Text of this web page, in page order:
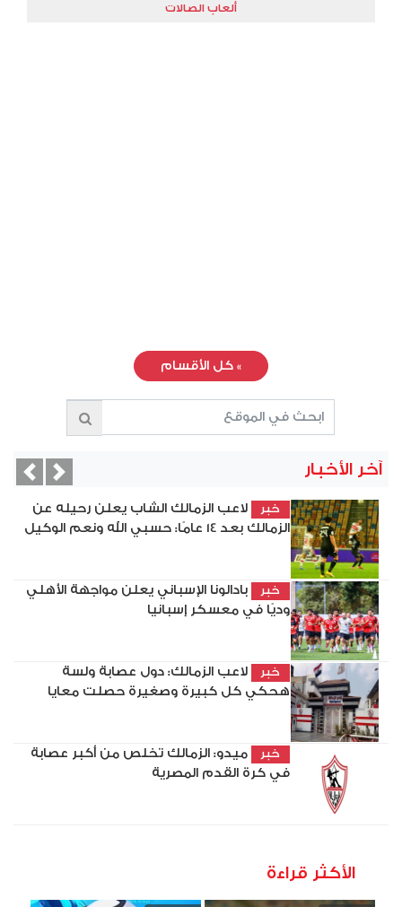
ألعاب الصالات
» كل الأقسام
آخر الأخبار
خبر
لاعب الزمالك الشاب يعلن رحيله عن
الزمالك بعد 14 عامًا: حسبي الله ونعم الوكيل
خبر
بادالونا الإسباني يعلن مواجهة الأهلي
وديًا في معسكر إسبانيا
خبر
لاعب الزمالك: دول عصابة ولسة
هحكي كل كبيرة وصغيرة حصلت معايا
خبر
ميدو: الزمالك تخلص من أكبر عصابة
في كرة القدم المصرية
Next
الأكثر قراءة